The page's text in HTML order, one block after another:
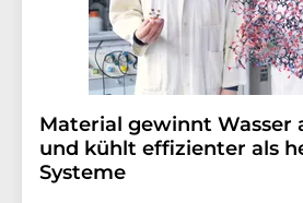
Material gewinnt Wasser
und kühlt effizienter als
Systeme